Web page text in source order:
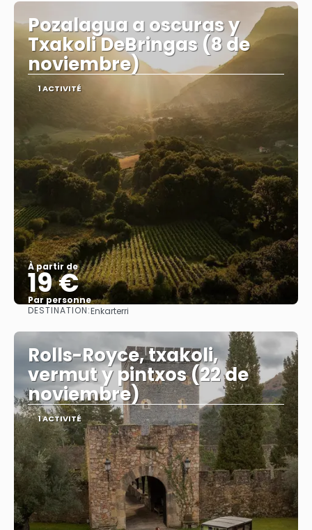
Pozalagua a oscuras y
Txakoli DeBringas (8 de
noviembre)
1 ACTIVITÉ
À partir de
19 €
Par personne
DESTINATION:Enkarterri
Rolls-Royce, txakoli,
vermut y pintxos (22 de
noviembre)
1 ACTIVITÉ